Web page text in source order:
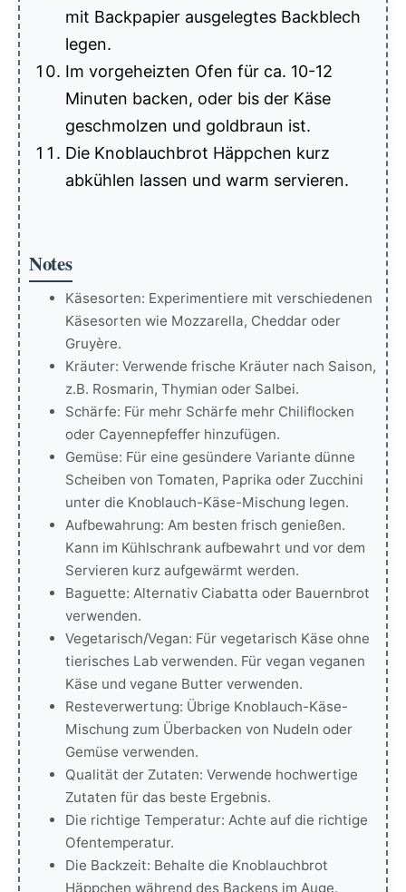
mit Backpapier ausgelegtes Backblech
legen.
Im vorgeheizten Ofen für ca. 10-12
Minuten backen, oder bis der Käse
geschmolzen und goldbraun ist.
Die Knoblauchbrot Häppchen kurz
abkühlen lassen und warm servieren.
Notes
Käsesorten: Experimentiere mit verschiedenen
Käsesorten wie Mozzarella, Cheddar oder
Gruyère.
Kräuter: Verwende frische Kräuter nach Saison,
z.B. Rosmarin, Thymian oder Salbei.
Schärfe: Für mehr Schärfe mehr Chiliflocken
oder Cayennepfeffer hinzufügen.
Gemüse: Für eine gesündere Variante dünne
Scheiben von Tomaten, Paprika oder Zucchini
unter die Knoblauch-Käse-Mischung legen.
Aufbewahrung: Am besten frisch genießen.
Kann im Kühlschrank aufbewahrt und vor dem
Servieren kurz aufgewärmt werden.
Baguette: Alternativ Ciabatta oder Bauernbrot
verwenden.
Vegetarisch/Vegan: Für vegetarisch Käse ohne
tierisches Lab verwenden. Für vegan veganen
Käse und vegane Butter verwenden.
Resteverwertung: Übrige Knoblauch-Käse-
Mischung zum Überbacken von Nudeln oder
Gemüse verwenden.
Qualität der Zutaten: Verwende hochwertige
Zutaten für das beste Ergebnis.
Die richtige Temperatur: Achte auf die richtige
Ofentemperatur.
Die Backzeit: Behalte die Knoblauchbrot
Häppchen während des Backens im Auge.